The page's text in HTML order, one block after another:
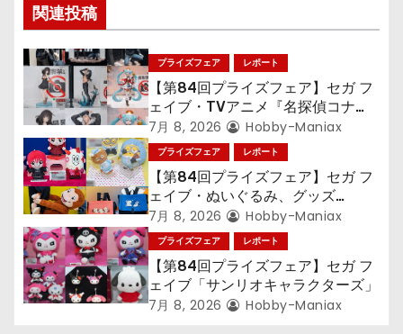
ゲ
ー
シ
ョ
ン
関連投稿
プライズフェア レポート
【第84回プライズフェア】セガ フ
ェイブ・TVアニメ『名探偵コナ
ン』TVアニメ『呪術廻戦』『〈物
語〉シリーズ』「初音ミク」
7月 8, 2026 Hobby-Maniax
プライズフェア レポート
【第84回プライズフェア】セガ フ
ェイブ・ぬいぐるみ、グッズ
『LiSA』『ミニオン』『おさるの
ジョージ』『ポケットモンスター』
7月 8, 2026 Hobby-Maniax
プライズフェア レポート
【第84回プライズフェア】セガ フ
ェイブ「サンリオキャラクターズ」
7月 8, 2026 Hobby-Maniax